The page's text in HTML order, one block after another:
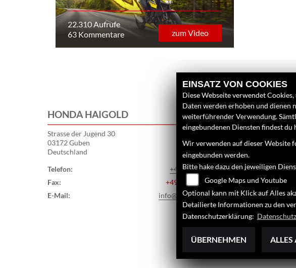
22.310 Aufrufe
63 Kommentare
zum Video
HONDA HAIGOLD
Strasse der Jugend 30
03172 Guben
Deutschland
Telefon:
+49 (0) 3561/52764
Fax:
+49 (0) 3561/553625
E-Mail:
info@honda-haigold.de
LINKS
Neufahrzeuge
Service
EINSATZ VON COOKIES
Diese Webseite verwendet
Daten werden erhoben und
weiterführender Verwendung.
eingebundenen Diensten findest du
Wir verwenden auf dieser Website
eingebunden werden.
Bitte hake dazu den jeweiligen
Google Maps und Youtube
Optional kann mit Klick auf Alles
Detailierte Informationen zu den
Datenschutzerklärung:
ÜBERNEHMEN ALLES